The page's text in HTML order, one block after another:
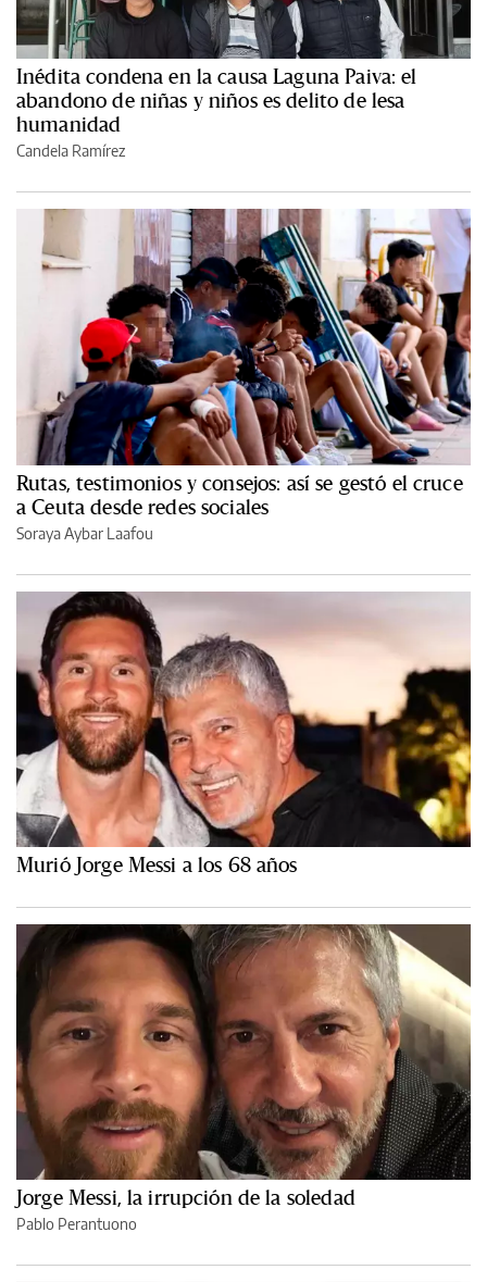
Inédita condena en la causa Laguna Paiva: el
abandono de niñas y niños es delito de lesa
humanidad
Candela Ramírez
Rutas, testimonios y consejos: así se gestó el cruce
a Ceuta desde redes sociales
Soraya Aybar Laafou
Murió Jorge Messi a los 68 años
Jorge Messi, la irrupción de la soledad
Pablo Perantuono